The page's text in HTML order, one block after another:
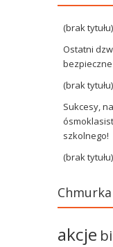
(brak tytułu)
Ostatni
(brak tytułu)
Sukcesy,
szkolnego!
(brak tytułu)
akcje